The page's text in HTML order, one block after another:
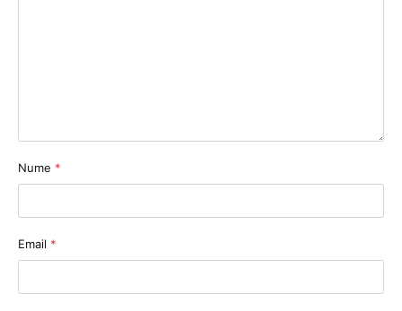
Nume *
Email *